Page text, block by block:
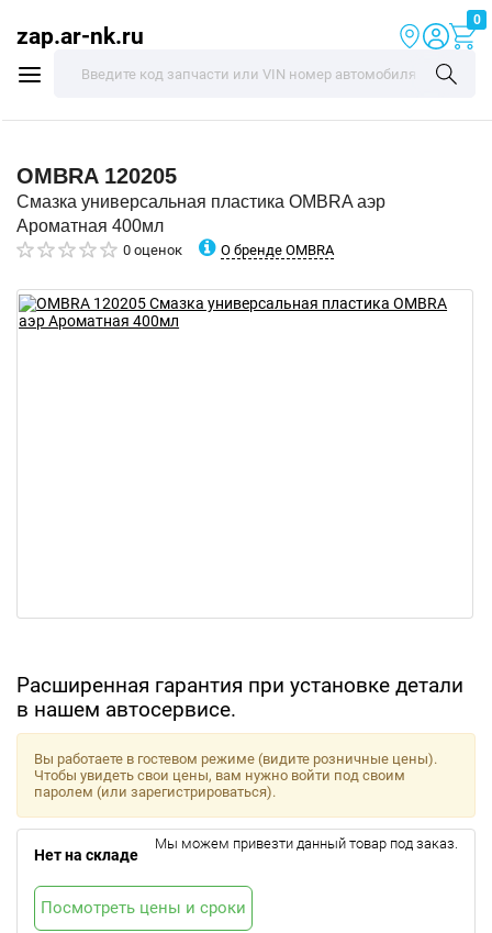
zap.ar-nk.ru
0
OMBRA 120205
Смазка универсальная пластика OMBRA аэр
Ароматная 400мл
0 оценок О бренде OMBRA
Расширенная гарантия при установке детали
в нашем автосервисе.
Вы работаете в гостевом режиме (видите розничные цены).
Чтобы увидеть свои цены, вам нужно войти под своим
паролем (или зарегистрироваться).
Нет на складе
Мы можем привезти данный товар под заказ.
Посмотреть цены и сроки